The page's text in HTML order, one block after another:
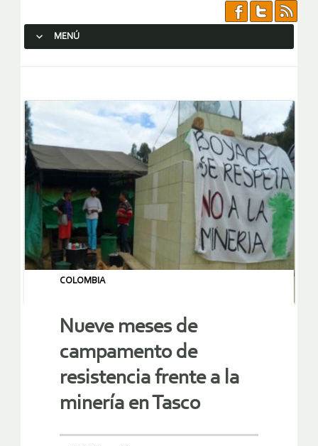
MENÚ
COLOMBIA
Nueve meses de
campamento de
resistencia frente a la
minería en Tasco